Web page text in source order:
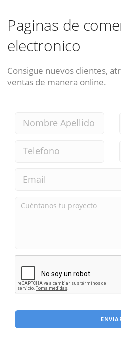
Paginas de
electronico
Consigue nuevos clientes,
ventas de manera online.